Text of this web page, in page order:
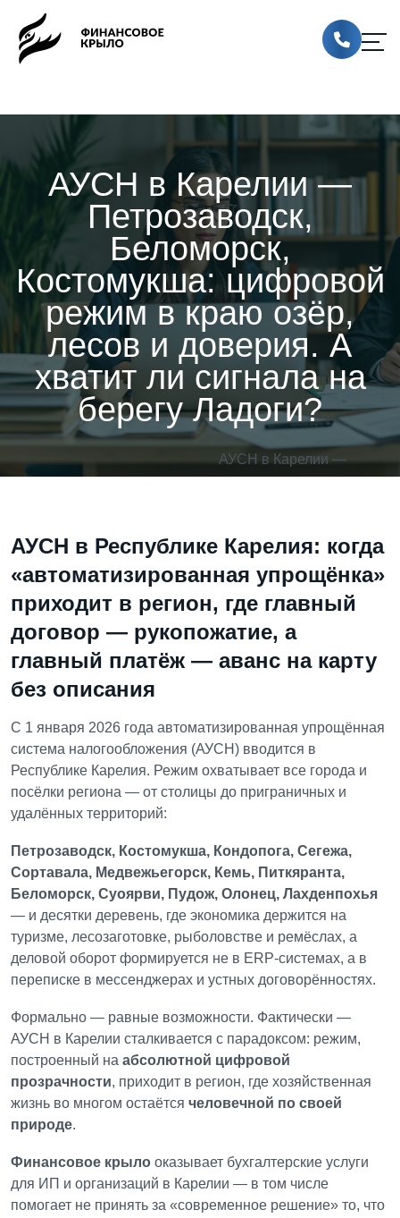
АУСН в Карелии —
Петрозаводск,
Беломорск,
Костомукша: цифровой
режим в краю озёр,
лесов и доверия. А
хватит ли сигнала на
берегу Ладоги?
АУСН в Карелии —
хватит ли сигнала на берегу
Ладоги?
АУСН в Республике Карелия: когда
«автоматизированная упрощёнка»
приходит в регион, где главный
договор — рукопожатие, а
главный платёж — аванс на карту
без описания
С 1 января 2026 года автоматизированная упрощённая
система налогообложения (АУСН) вводится в
Республике Карелия. Режим охватывает все города и
посёлки региона — от столицы до приграничных и
удалённых территорий:
Петрозаводск, Костомукша, Кондопога, Сегежа,
Сортавала, Медвежьегорск, Кемь, Питкяранта,
Беломорск, Суоярви, Пудож, Олонец, Лахденпохья
— и десятки деревень, где экономика держится на
туризме, лесозаготовке, рыболовстве и ремёслах, а
деловой оборот формируется не в ERP-системах, а в
переписке в мессенджерах и устных договорённостях.
Формально — равные возможности. Фактически —
АУСН в Карелии сталкивается с парадоксом: режим,
построенный на абсолютной цифровой
прозрачности, приходит в регион, где хозяйственная
жизнь во многом остаётся человечной по своей
природе.
Финансовое крыло оказывает бухгалтерские услуги
для ИП и организаций в Карелии — в том числе
помогает не принять за «современное решение» то, что